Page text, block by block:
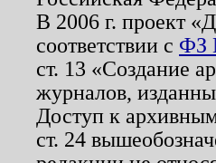
В 2006 г. проект
соответствии с ФЗ
ст. 13 «Создание
журналов,
Доступ к
ст. 24